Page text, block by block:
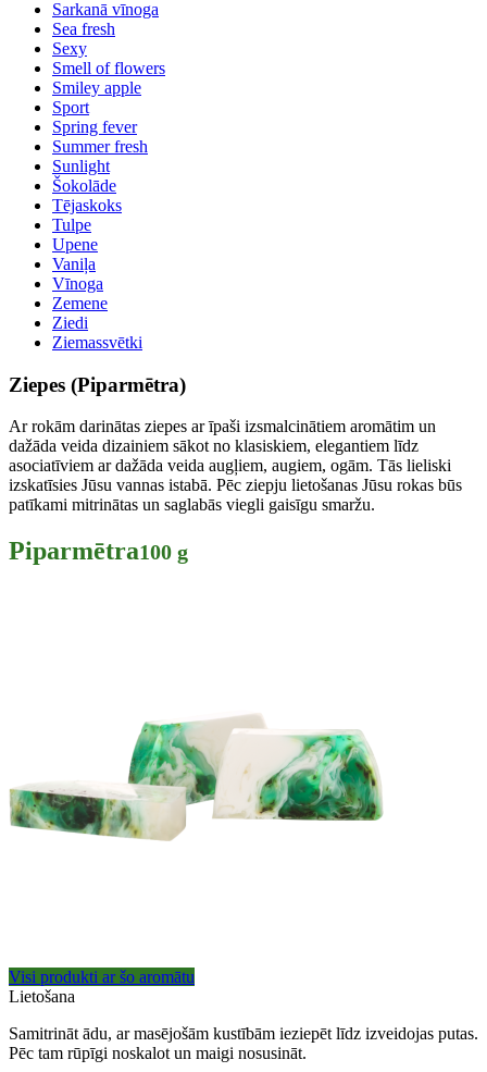
Sarkanā vīnoga
Sea fresh
Sexy
Smell of flowers
Smiley apple
Sport
Spring fever
Summer fresh
Sunlight
Šokolāde
Tējaskoks
Tulpe
Upene
Vaniļa
Vīnoga
Zemene
Ziedi
Ziemassvētki
Ziepes (Piparmētra)
Ar rokām darinātas ziepes ar īpaši izsmalcinātiem aromātim un
dažāda veida dizainiem sākot no klasiskiem, elegantiem līdz
asociatīviem ar dažāda veida augļiem, augiem, ogām. Tās lieliski
izskatīsies Jūsu vannas istabā. Pēc ziepju lietošanas Jūsu rokas būs
patīkami mitrinātas un saglabās viegli gaisīgu smaržu.
Piparmētra100 g
Visi produkti ar šo aromātu
Lietošana
Samitrināt ādu, ar masējošām kustībām ieziepēt līdz izveidojas putas.
Pēc tam rūpīgi noskalot un maigi nosusināt.